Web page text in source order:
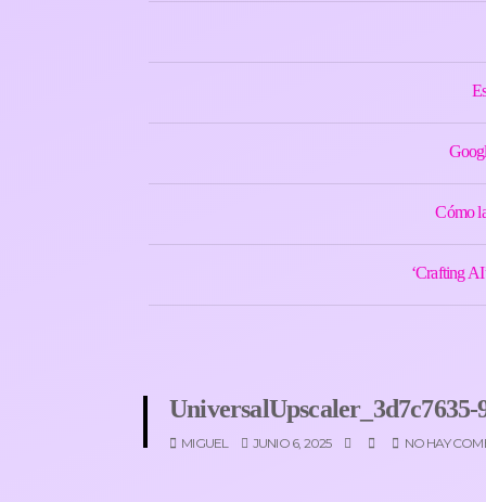
Cómo
‘Crafting
UniversalUpscaler_3d7c7635-
MIGUEL JUNIO 6, 2025 NO HAY